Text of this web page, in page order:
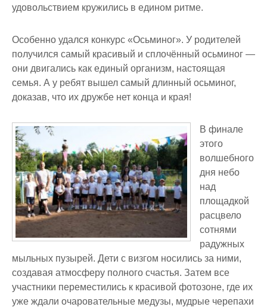
удовольствием кружились в едином ритме.
Особенно удался конкурс «Осьминог». У родителей
получился самый красивый и сплочённый осьминог —
они двигались как единый организм, настоящая
семья. А у ребят вышел самый длинный осьминог,
доказав, что их дружбе нет конца и края!
В финале
этого
волшебного
дня небо
над
площадкой
расцвело
сотнями
радужных
мыльных пузырей. Дети с визгом носились за ними,
создавая атмосферу полного счастья. Затем все
участники переместились к красивой фотозоне, где их
уже ждали очаровательные медузы, мудрые черепахи